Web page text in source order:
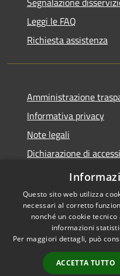
Leggi le FAQ
Richiesta assistenza
Amministrazione
Informativa privacy
Note legali
Dichiarazione di
Obbietivi di
Accessibilità
Questo sito web utilizza
necessari al corretto
nonché un cookie
informazioni
Per maggiori dettagli, può
ACCETTA TUTTO